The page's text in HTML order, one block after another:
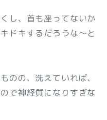
し、首も座ってないか
ドキするだろうな〜と
のの、洗えていれば、
で神経質になりすぎな